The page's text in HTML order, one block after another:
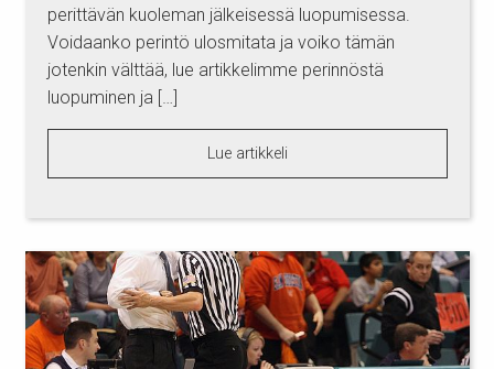
perittävän kuoleman jälkeisessä luopumisessa.
Voidaanko perintö ulosmitata ja voiko tämän
jotenkin välttää, lue artikkelimme perinnöstä
luopuminen ja […]
Lue artikkeli